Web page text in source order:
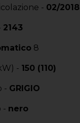
- 02/2018
2143
8
- 150 (110)
- GRIGIO
- nero